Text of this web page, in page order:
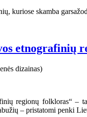
kuriose skamba
etnografinių
regionų folkloras“ –
– pristatomi penki